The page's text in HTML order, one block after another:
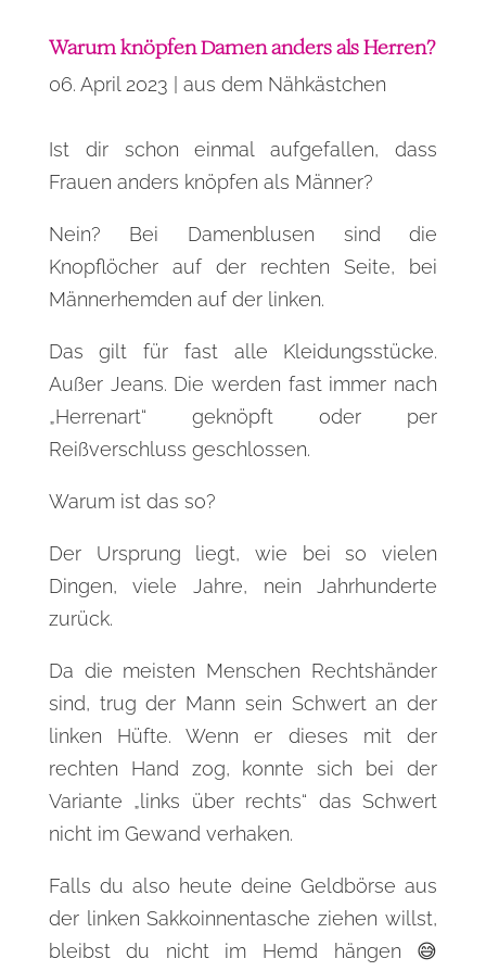
Warum knöpfen Damen anders als Herren?
06. April 2023 aus dem Nähkästchen
Ist dir schon einmal aufgefallen, dass
Frauen anders knöpfen als Männer?
Nein? Bei Damenblusen sind die
Knopflöcher auf der rechten Seite, bei
Männerhemden auf der linken.
Das gilt für fast alle Kleidungsstücke.
Außer Jeans. Die werden fast immer nach
„Herrenart“ geknöpft oder per
Reißverschluss geschlossen.
Warum ist das so?
Der Ursprung liegt, wie bei so vielen
Dingen, viele Jahre, nein Jahrhunderte
zurück.
Da die meisten Menschen Rechtshänder
sind, trug der Mann sein Schwert an der
linken Hüfte. Wenn er dieses mit der
rechten Hand zog, konnte sich bei der
Variante „links über rechts“ das Schwert
nicht im Gewand verhaken.
Falls du also heute deine Geldbörse aus
der linken Sakkoinnentasche ziehen willst,
bleibst du nicht im Hemd hängen 😅